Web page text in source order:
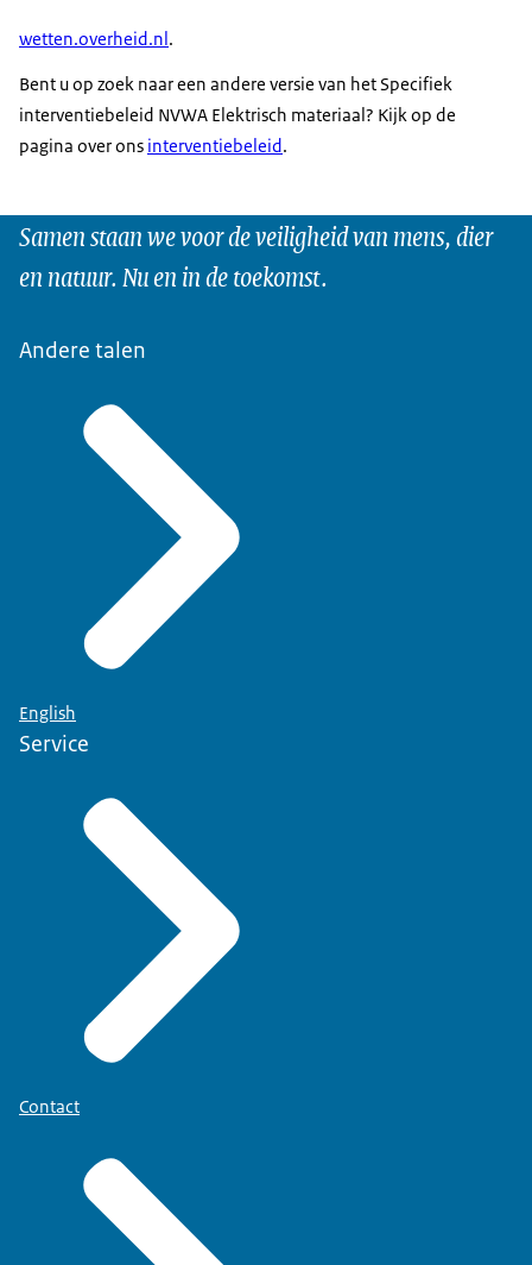
wetten.overheid.nl .
Bent u op zoek naar een andere versie van het Specifiek
interventiebeleid NVWA Elektrisch materiaal? Kijk op de
pagina over ons interventiebeleid.
Samen staan we voor de veiligheid van mens, dier
en natuur. Nu en in de toekomst.
Andere talen
English
Service
Contact